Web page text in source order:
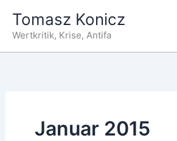
Inhalt
springen
Tomasz Konicz
Wertkritik, Krise, Antifa
Januar 2015